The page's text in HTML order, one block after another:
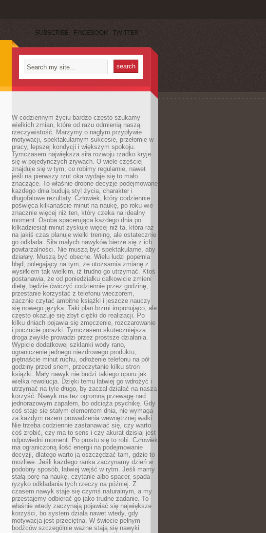
SUBSCRIBE FACEBOOK TWITTER
W codziennym życiu bardzo często szukamy
wielkich zmian, które od razu odmienią naszą
rzeczywistość. Marzymy o nagłym przypływie
motywacji, spektakularnym sukcesie, przełomie w
pracy, lepszej kondycji i większym spokoju.
Tymczasem największa siła rozwoju rzadko kryje
się w pojedynczych zrywach. O wiele częściej
znajduje się w tym, co robimy regularnie, nawet
jeśli na pierwszy rzut oka wydaje się to mało
znaczące. To właśnie drobne decyzje podejmowane
każdego dnia budują styl życia, charakter i
długofalowe rezultaty. Człowiek, który codziennie
poświęca kilkanaście minut na naukę, po roku wie
znacznie więcej niż ten, który czeka na idealny
moment. Osoba spacerująca każdego dnia po
kilkadziesiąt minut zyskuje więcej niż ta, która raz
na jakiś czas planuje wielki trening, ale ostatecznie
go odkłada. Siła małych nawyków bierze się z ich
powtarzalności. Nie muszą być spektakularne, aby
działały. Muszą być obecne. Wielu ludzi popełnia
błąd, polegający na tym, że utożsamia zmianę z
wysiłkiem tak wielkim, iż trudno go utrzymać. Ktoś
postanawia, że od poniedziałku całkowicie zmieni
dietę, będzie ćwiczyć codziennie przez godzinę,
przestanie korzystać z telefonu wieczorem,
zacznie czytać ambitne książki i jeszcze nauczy
się nowego języka. Taki plan brzmi imponująco, ale
często okazuje się zbyt ciężki do realizacji. Po
kilku dniach pojawia się zmęczenie, rozczarowanie
i poczucie porażki. Tymczasem skuteczniejsza
droga zwykle prowadzi przez prostsze działania.
Wypicie dodatkowej szklanki wody rano,
ograniczenie jednego niezdrowego produktu,
piętnaście minut ruchu, odłożenie telefonu na pół
godziny przed snem, przeczytanie kilku stron
książki. Mały nawyk nie budzi takiego oporu jak
wielka rewolucja. Dzięki temu łatwiej go wdrożyć i
utrzymać na tyle długo, by zaczął działać na naszą
korzyść. Nawyk ma też ogromną przewagę nad
jednorazowym zapałem, bo odciąża psychikę. Gdy
coś staje się stałym elementem dnia, nie wymaga
za każdym razem prowadzenia wewnętrznej walki.
Nie trzeba codziennie zastanawiać się, czy warto
coś zrobić, czy ma to sens i czy akurat dzisiaj jest
odpowiedni moment. Po prostu się to robi. Człowiek
ma ograniczoną ilość energii na podejmowanie
decyzji, dlatego warto ją oszczędzać tam, gdzie to
możliwe. Jeśli każdego ranka zaczynamy dzień w
podobny sposób, łatwiej wejść w rytm. Jeśli mamy
stałą porę na naukę, czytanie albo spacer, spada
ryzyko odkładania tych rzeczy na później. Z
czasem nawyk staje się czymś naturalnym, a my
przestajemy odbierać go jako trudne zadanie. To
właśnie wtedy zaczynają pojawiać się największe
korzyści, bo system działa nawet wtedy, gdy
motywacja jest przeciętna. W świecie pełnym
bodźców szczególnie ważne stają się nawyki